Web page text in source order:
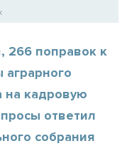
266 поправок к
на кадровую
ответил
собрания